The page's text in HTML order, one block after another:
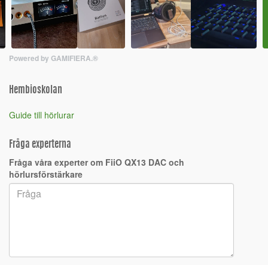
Powered by GAMIFIERA.®
Hembioskolan
Guide till hörlurar
Fråga experterna
Fråga våra experter om FiiO QX13 DAC och
hörlursförstärkare